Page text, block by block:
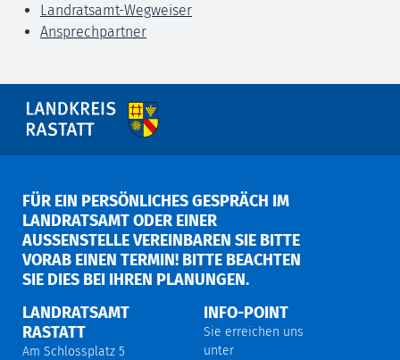
Landratsamt-Wegweiser
Ansprechpartner
FÜR EIN PERSÖNLICHES GESPRÄCH IM
LANDRATSAMT ODER EINER
AUSSENSTELLE VEREINBAREN SIE BITTE V
ORAB EINEN TERMIN! BITTE BEACHTEN S
IE DIES BEI IHREN PLANUNGEN.
LANDRATSAMT
RASTATT
Am Schlossplatz 5
INFO-POINT
Sie erreichen uns
unter